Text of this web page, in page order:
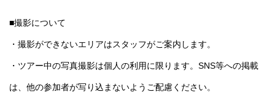
■撮影について
・撮影ができないエリアはスタッフがご案内します。
・ツアー中の写真撮影は個人の利用に限ります。SNS等への掲載
は、他の参加者が写り込まないようご配慮ください。